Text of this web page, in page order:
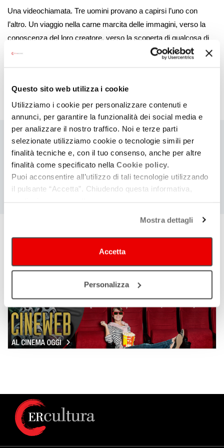
Questo sito web utilizza i cookie
Utilizziamo i cookie per personalizzare contenuti e
annunci, per garantire la funzionalità dei social media e
per analizzare il nostro traffico. Noi e terze parti
selezionate utilizziamo cookie o tecnologie simili per
finalità tecniche e, con il tuo consenso, anche per altre
finalità come specificato nella Cookie policy.
Puoi acconsentire all’utilizzo di tali tecnologie utilizzando
il pulsante “Accetta”. Chiudendo questa informativa,
Mostra dettagli
Accetta
Personalizza
Una videochiamata. Tre uomini provano a capirsi l’uno con
l’altro. Un viaggio nella carne marcita delle immagini, verso la
conoscenza del loro creatore, verso la scoperta di qualcosa di
intimo su se stessi in un luogo dove i corpi appaiono per quello
Archivio date
COSA
Cerca eventi Cerca rassegne e festival